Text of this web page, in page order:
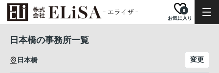
お気に入り
0
日本橋の事務所一覧
日本橋 変更